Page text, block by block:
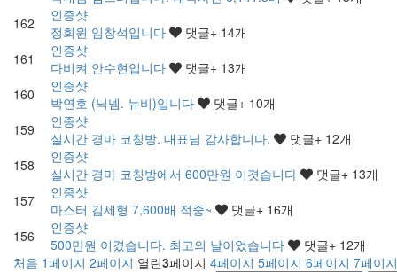
162
인증샷
정회원 임창석입니다
댓글+ 14개
161
인증샷
다비켜 안수현입니다
댓글+ 13개
160
인증샷
박연호 (닉넴. 뉴비)입니다
댓글+ 10개
159
인증샷
실시간 경마 코칭방. 대표님 감사합니다.
댓글+ 12개
158
인증샷
실시간 경마 코칭방에서 600만원 이겻습니다
댓글+ 13개
157
인증샷
마스터 김세형 7,600배 적중~
댓글+ 16개
156
인증샷
500만원 이겼습니다. 최고의 날이었습니다
댓글+ 12개
처음 1페이지 2페이지 열린3페이지 4페이지 5페이지 6페이지 7페이지